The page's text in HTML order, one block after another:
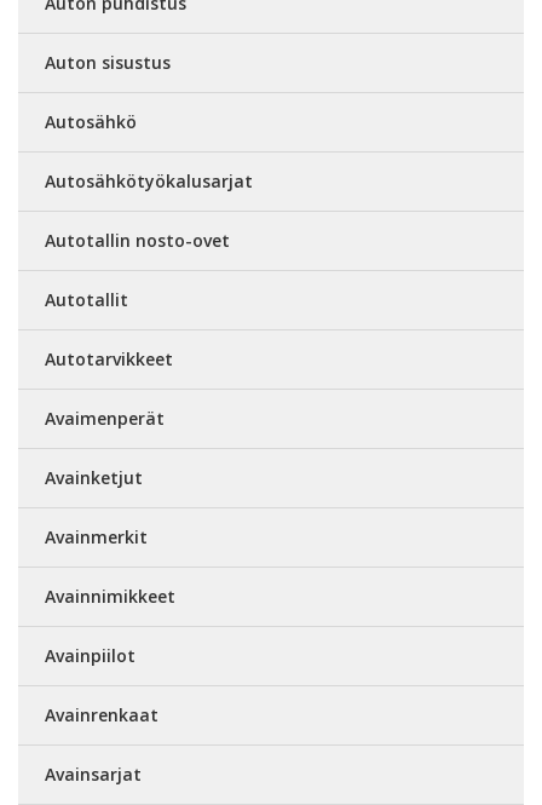
Auton sisustus
Autosähkö
Autosähkötyökalusarjat
Autotallin nosto-ovet
Autotallit
Autotarvikkeet
Avaimenperät
Avainketjut
Avainmerkit
Avainnimikkeet
Avainpiilot
Avainrenkaat
Avainsarjat